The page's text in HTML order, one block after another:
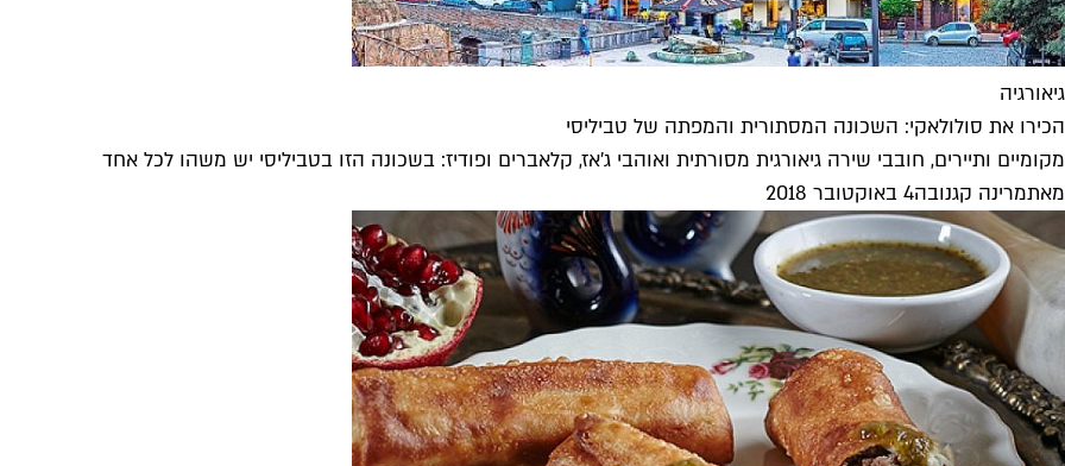
גיאורגיה
הכירו את סולולאקי: השכונה המסתורית והמפתה של טביליסי
מקומיים ותיירים, חובבי שירה גיאורגית מסורתית ואוהבי ג'אז, קלאברים ופודיז: בשכונה הזו בטביליסי יש משהו לכל אחד
מאתמרינה קגנובה4 באוקטובר 2018